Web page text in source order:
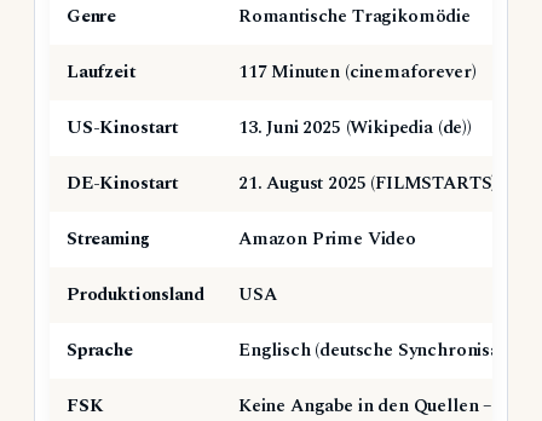
Genre
Romantische Tragikomödie
Laufzeit
117 Minuten (cinemaforever)
US-Kinostart
13. Juni 2025 (Wikipedia (de))
DE-Kinostart
21. August 2025 (FILMSTARTS)
Streaming
Amazon Prime Video
Produktionsland
USA
Sprache
Englisch (deutsche
FSK
Keine Angabe in den Quellen –